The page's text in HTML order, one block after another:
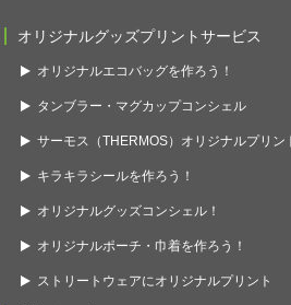
オリジナルグッズプリントサービス
オリジナルエコバッグを作ろう！
タンブラー・マグカップコンシェル
サーモス（THERMOS）オリジナルプリン
キラキラシールを作ろう！
オリジナルグッズコンシェル！
オリジナルポーチ・巾着を作ろう！
ストリートウェアにオリジナルプリント